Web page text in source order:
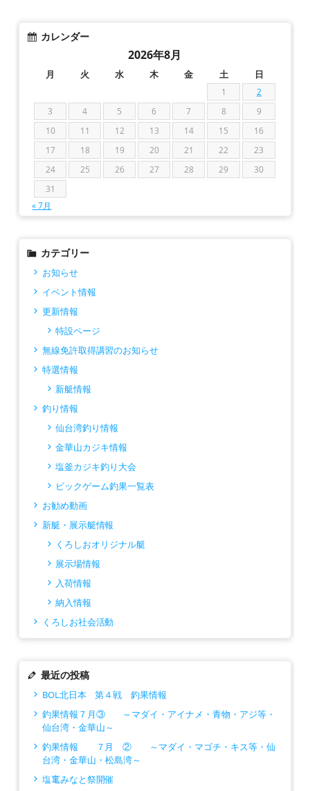
カレンダー
2026年8月
月 火 水 木 金 土 日
1
2
3
4 5 6 7 8
9
10
11 12 13 14 15
16
17
18 19 20 21 22
23
24
25 26 27 28 29
30
31
« 7月
カテゴリー
お知らせ
イベント情報
更新情報
特設ページ
無線免許取得講習のお知らせ
特選情報
新艇情報
釣り情報
仙台湾釣り情報
金華山カジキ情報
塩釜カジキ釣り大会
ビックゲーム釣果一覧表
お勧め動画
新艇・展示艇情報
くろしおオリジナル艇
展示場情報
入荷情報
納入情報
くろしお社会活動
最近の投稿
BOL北日本 第４戦 釣果情報
釣果情報７月③ ～マダイ・アイナメ・青物・アジ等・
仙台湾・金華山～
釣果情報 ７月 ② ～マダイ・マゴチ・キス等・仙
台湾・金華山・松島湾～
塩竃みなと祭開催